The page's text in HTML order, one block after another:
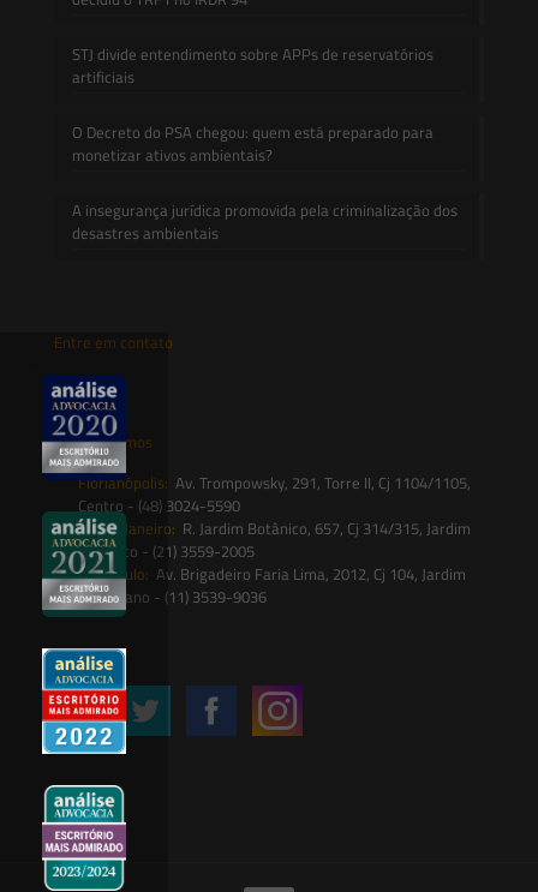
STJ divide entendimento sobre APPs de reservatórios
artificiais
O Decreto do PSA chegou: quem está preparado para
monetizar ativos ambientais?
A insegurança jurídica promovida pela criminalização dos
desastres ambientais
Entre em contato
contato@saesadvogados.com.br
Onde estamos
Florianópolis: Av. Trompowsky, 291, Torre II, Cj 1104/1105,
Centro - (48) 3024-5590
Rio de Janeiro: R. Jardim Botânico, 657, Cj 314/315, Jardim
Botânico - (21) 3559-2005
São Paulo: Av. Brigadeiro Faria Lima, 2012, Cj 104, Jardim
Paulistano - (11) 3539-9036
Siga-nos